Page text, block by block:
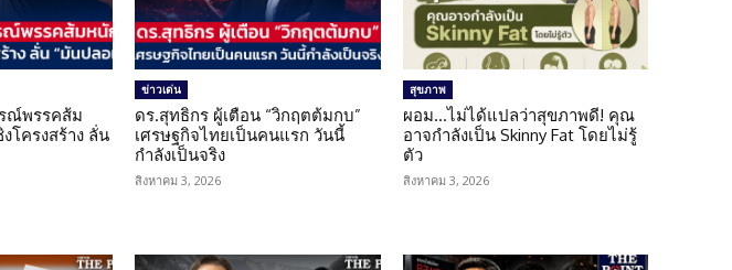
ณ์พรรคส้ม
โครงสร้าง ลั่น
ข่าวเด่น
ดร.สุทธิกร ผู้เตือน “วิกฤตต้มกบ”
เศรษฐกิจไทยเป็นคนแรก วันนี้
กำลังเป็นจริง
สิงหาคม 3, 2026
สุขภาพ
ผอม…ไม่ได้แปลว่าสุขภาพดี! คุณ
อาจกำลังเป็น Skinny Fat โดยไม่รู้
ตัว
สิงหาคม 3, 2026